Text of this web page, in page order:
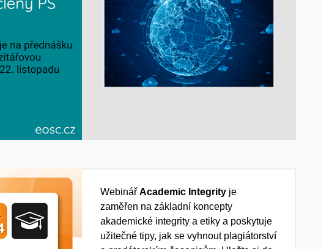
Webinář Academic Integrity je
zaměřen na základní koncepty
akademické integrity a etiky a poskytuje
užitečné tipy, jak se vyhnout plagiátorství